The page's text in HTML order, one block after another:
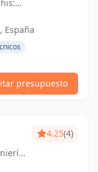
España
presupuesto
4.25(4)